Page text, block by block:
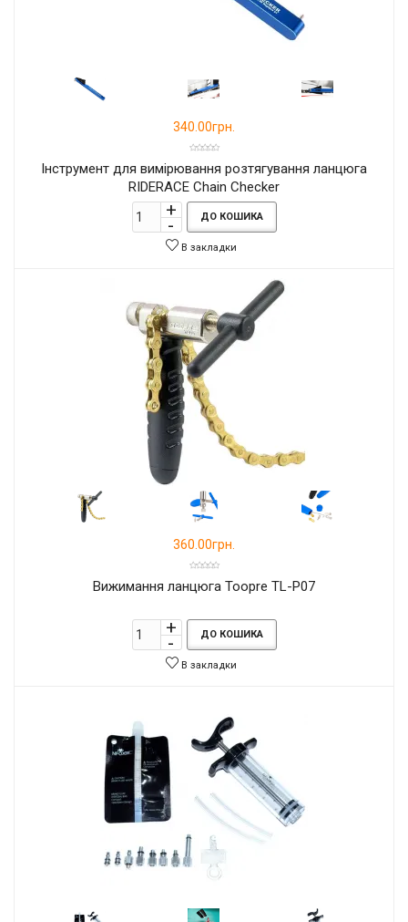
340.00грн.
Інструмент для вимірювання розтягування ланцюга
RIDERACE Chain Checker
ДО КОШИКА
В закладки
360.00грн.
Вижимання ланцюга Toopre TL-P07
ДО КОШИКА
В закладки